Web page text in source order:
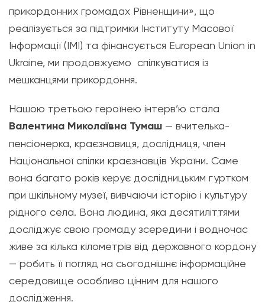
прикордонних громадах Рівненщини», що
реалізується за підтримки Інституту Масової
Інформації (ІМІ) та фінансується European Union in
Ukraine, ми продовжуємо спілкуватися із
мешканцями прикордоння.
Нашою третьою героїнею інтерв’ю стала
Валентина Миколаївна Тумаш — вчителька-
пенсіонерка, краєзнавиця, дослідниця, член
Національної спілки краєзнавців України. Саме
вона багато років керує дослідницьким гуртком
при шкільному музеї, вивчаючи історію і культуру
рідного села. Вона людина, яка десятиліттями
досліджує свою громаду зсередини і водночас
живе за кілька кілометрів від державного кордону
— робить її погляд на сьогоднішнє інформаційне
середовище особливо цінним для нашого
дослідження.